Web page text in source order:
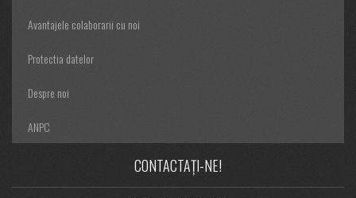
Avantajele colaborarii cu noi
Protectia datelor
Despre noi
ANPC
CONTACTAȚI-NE!